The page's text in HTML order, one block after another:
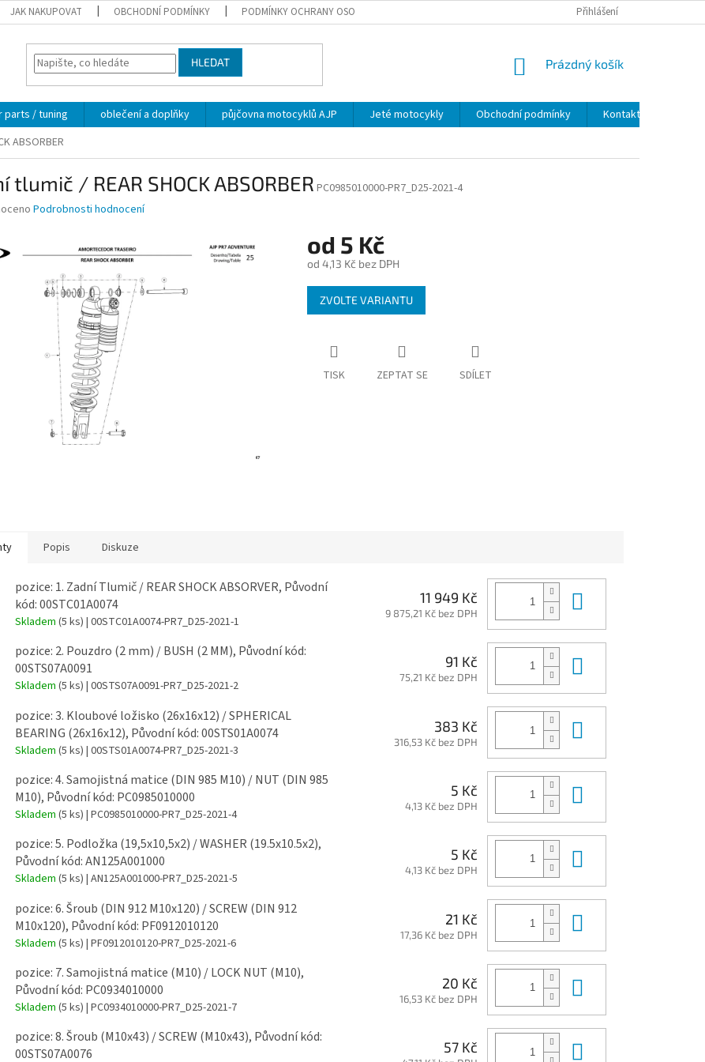
JAK NAKUPOVAT OBCHODNÍ PODMÍNKY PODMÍNKY OCHRANY OSOBNÍCH ÚDAJŮ Přihlášení
HLEDAT
NÁKUPNÍ
Prázdný košík
parts / tuning oblečení a doplňky půjčovna motocyklů AJP Jeté motocykly Obchodní podmínky
Kontakty
ABSORBER
tlumič / REAR SHOCK ABSORBER PC0985010000-PR7_D25-2021-4
Podrobnosti hodnocení
od 5 Kč
od 4,13 Kčbez DPH
Měrná
cena:
ZVOLTE VARIANTU
TISK ZEPTAT SE SDÍLET
Popis Diskuze
pozice: 1. Zadní Tlumič / REAR SHOCK ABSORVER, Původní
kód: 00STC01A0074
Skladem (5 ks) | 00STC01A0074-PR7_D25-2021-1
11 949 Kč
9 875,21 Kč bez DPH
pozice: 2. Pouzdro (2 mm) / BUSH (2 MM), Původní kód:
00STS07A0091
Skladem (5 ks) | 00STS07A0091-PR7_D25-2021-2
91 Kč
75,21 Kč bez DPH
pozice: 3. Kloubové ložisko (26x16x12) / SPHERICAL
BEARING (26x16x12), Původní kód: 00STS01A0074
Skladem (5 ks) | 00STS01A0074-PR7_D25-2021-3
383 Kč
316,53 Kč bez DPH
pozice: 4. Samojistná matice (DIN 985 M10) / NUT (DIN 985
M10), Původní kód: PC0985010000
Skladem (5 ks) | PC0985010000-PR7_D25-2021-4
5 Kč
4,13 Kč bez DPH
pozice: 5. Podložka (19,5x10,5x2) / WASHER (19.5x10.5x2),
Původní kód: AN125A001000
Skladem (5 ks) | AN125A001000-PR7_D25-2021-5
5 Kč
4,13 Kč bez DPH
pozice: 6. Šroub (DIN 912 M10x120) / SCREW (DIN 912
M10x120), Původní kód: PF0912010120
Skladem (5 ks) | PF0912010120-PR7_D25-2021-6
21 Kč
17,36 Kč bez DPH
pozice: 7. Samojistná matice (M10) / LOCK NUT (M10),
Původní kód: PC0934010000
Skladem (5 ks) | PC0934010000-PR7_D25-2021-7
20 Kč
16,53 Kč bez DPH
pozice: 8. Šroub (M10x43) / SCREW (M10x43), Původní kód:
00STS07A0076
57 Kč